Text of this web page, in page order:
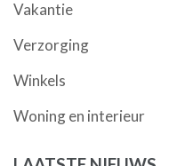
Vakantie
Verzorging
Winkels
Woning en interieur